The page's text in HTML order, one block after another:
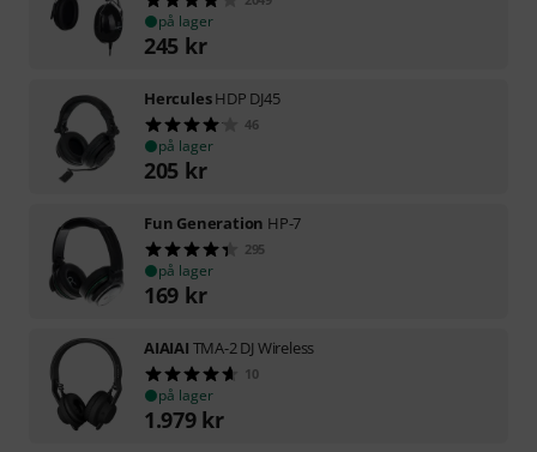
på lager
245 kr
HerculesHDP DJ45
46
på lager
205 kr
Fun Generation HP-7
295
på lager
169 kr
AIAIAI TMA-2 DJ Wireless
10
på lager
1.979 kr